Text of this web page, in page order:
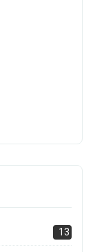
13